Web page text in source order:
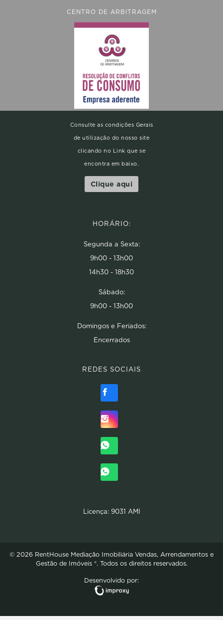
CENTRO DE ARBITRAGEM
Consulte as condições Gerais
de utilização do nosso site
clicando no Link que se
encontra em baixo.
Clique aqui
HORÁRIO:
Segunda a Sexta:
9h00 - 13h00
14h30 - 18h30
Sábado:
9h00 - 13h00
Domingos e Feriados:
Encerrados
REDES SOCIAIS
Licença: 9031 AMI
© 2026 RentHouse Mediação Imobiliária Vendas, Arrendamentos e
Gestão de Imóveis ®. Todos os direitos reservados.
Desenvolvido por: